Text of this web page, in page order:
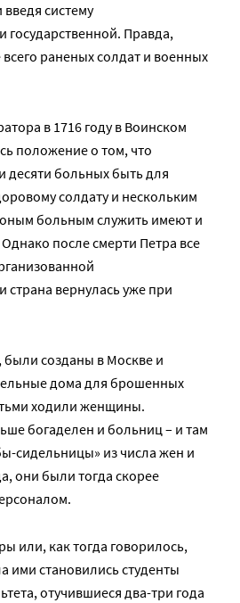
систему
государственной. Правда,
раненых солдат и военных
в 1716 году в Воинском
положение о том, что
десяти больных быть для
солдату и нескольким
больным служить имеют и
после смерти Петра все
страна вернулась уже при
были созданы в Москве и
дома для брошенных
ходили женщины.
богаделен и больниц – и там
сидельницы» из числа жен и
они были тогда скорее
или, как тогда говорилось,
ими становились студенты
отучившиеся два-три года